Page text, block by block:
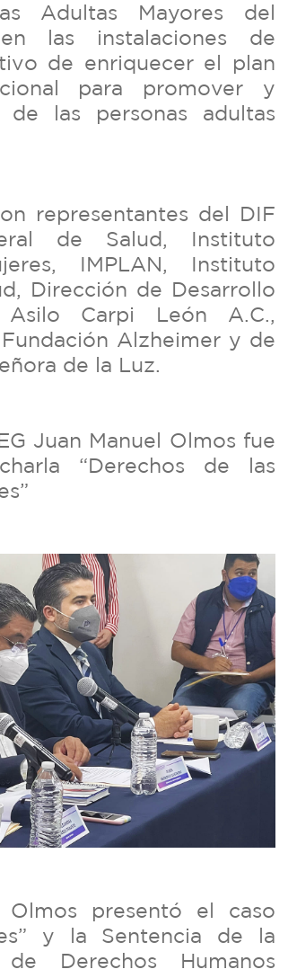
Adultas Mayores del
las instalaciones de
de enriquecer el plan
para promover y
las personas adultas
representantes del DIF
de Salud, Instituto
IMPLAN, Instituto
Dirección de Desarrollo
Asilo Carpi León A.C.,
Alzheimer y de
de la Luz.
Juan Manuel Olmos fue
“Derechos de las
Olmos presentó el caso
y la Sentencia de la
Derechos Humanos